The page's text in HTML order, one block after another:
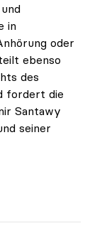
in
oder
ebenso
des
fordert die
Santawy
seiner
für